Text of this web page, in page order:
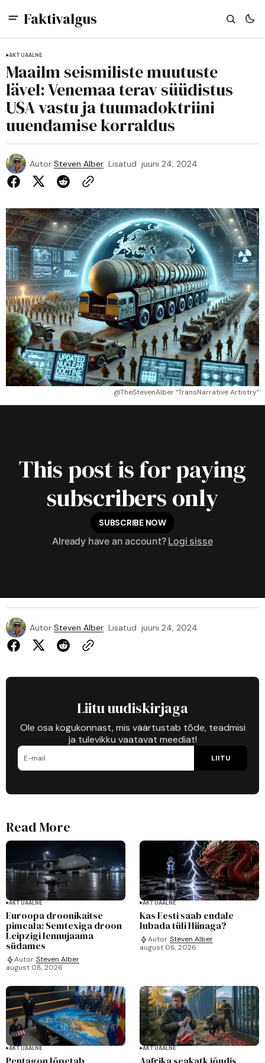
Faktivalgus
AKTUAALNE
Maailm seismiliste muutuste
lävel: Venemaa terav süüdistus
USA vastu ja tuumadoktriini
uuendamise korraldus
Autor Steven Alber Lisatud juuni 24, 2024
@TheStevenAlber “TransNarrative Artistry”
This post is for paying
subscribers only
SUBSCRIBE NOW
Already have an account? Logi sisse
Autor Steven Alber Lisatud juuni 24, 2024
Liitu uudiskirjaga
Ole osa kogukonnast, mis väärtustab tõde, teadmisi
ja tulevikku vaatavat meediat!
LIITU
Read More
AKTUAALNE
Euroopa droonikaitse
pimeala: Semtexiga droon
Leipzigi lennujaama
südames
Autor Steven Alber
august 08, 2026
AKTUAALNE
Kas Eesti saab endale
lubada tüli Hiinaga?
Autor Steven Alber
august 06, 2026
AKTUAALNE AKTUAALNE